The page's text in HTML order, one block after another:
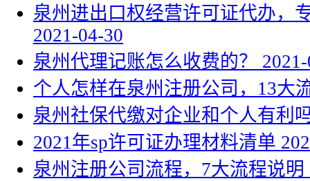
泉州进出口权经营许可证代办，
2021-04-30
泉州代理记账怎么收费的？
个人怎样在泉州注册公司，13大
泉州社保代缴对企业和个人有利
2021年sp许可证办理材料清单
泉州注册公司流程，7大流程说明